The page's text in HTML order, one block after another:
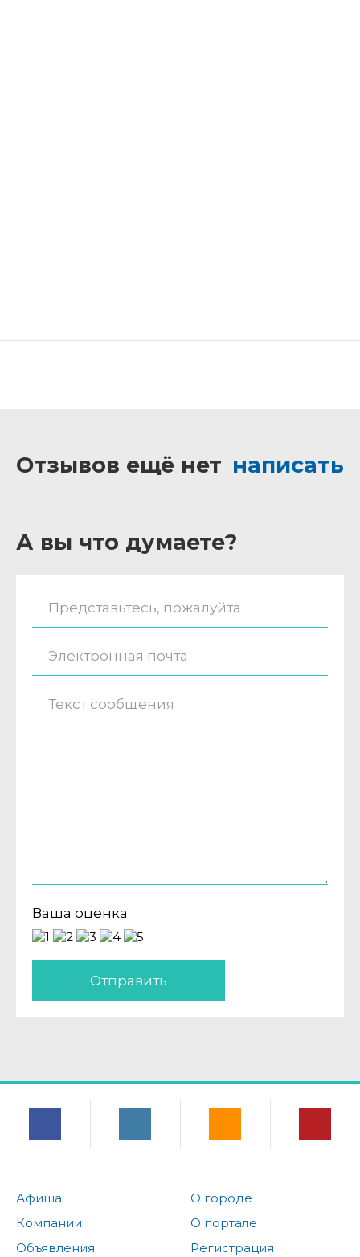
Отзывов ещё нет написать
А вы что думаете?
Ваша оценка
Отправить
Афиша
Компании
Объявления
О городе
О портале
Регистрация